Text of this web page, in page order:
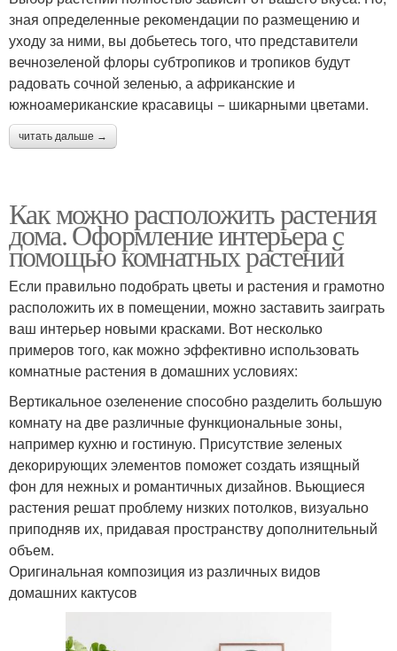
зная определенные рекомендации по размещению и
уходу за ними, вы добьетесь того, что представители
вечнозеленой флоры субтропиков и тропиков будут
радовать сочной зеленью, а африканские и
южноамериканские красавицы − шикарными цветами.
читать дальше →
Как можно расположить растения
дома. Оформление интерьера с
помощью комнатных растений
Если правильно подобрать цветы и растения и грамотно
расположить их в помещении, можно заставить заиграть
ваш интерьер новыми красками. Вот несколько
примеров того, как можно эффективно использовать
комнатные растения в домашних условиях:
Вертикальное озеленение способно разделить большую
комнату на две различные функциональные зоны,
например кухню и гостиную. Присутствие зеленых
декорирующих элементов поможет создать изящный
фон для нежных и романтичных дизайнов. Вьющиеся
растения решат проблему низких потолков, визуально
приподняв их, придавая пространству дополнительный
объем.
Оригинальная композиция из различных видов
домашних кактусов